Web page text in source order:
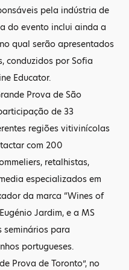
pela indústria de
do evento inclui ainda a
qual serão apresentados
conduzidos por Sofia
Educator.
Prova de São
de 33
regiões vitivinícolas
com 200
retalhistas,
especializados em
da marca “Wines of
Jardim, e a MS
seminários para
portugueses.
Prova de Toronto”, no